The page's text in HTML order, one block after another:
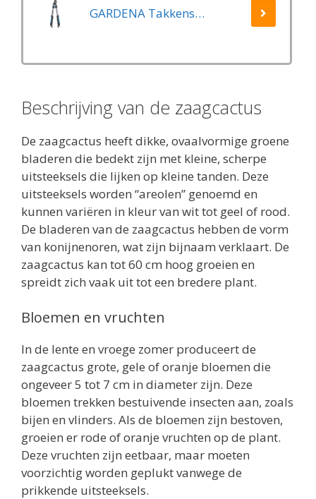
GARDENA Takkenschaar EasyCut 500 B EasyCut
Beschrijving van de zaagcactus
De zaagcactus heeft dikke, ovaalvormige groene
bladeren die bedekt zijn met kleine, scherpe
uitsteeksels die lijken op kleine tanden. Deze
uitsteeksels worden “areolen” genoemd en
kunnen variëren in kleur van wit tot geel of rood.
De bladeren van de zaagcactus hebben de vorm
van konijnenoren, wat zijn bijnaam verklaart. De
zaagcactus kan tot 60 cm hoog groeien en
spreidt zich vaak uit tot een bredere plant.
Bloemen en vruchten
In de lente en vroege zomer produceert de
zaagcactus grote, gele of oranje bloemen die
ongeveer 5 tot 7 cm in diameter zijn. Deze
bloemen trekken bestuivende insecten aan, zoals
bijen en vlinders. Als de bloemen zijn bestoven,
groeien er rode of oranje vruchten op de plant.
Deze vruchten zijn eetbaar, maar moeten
voorzichtig worden geplukt vanwege de
prikkende uitsteeksels.